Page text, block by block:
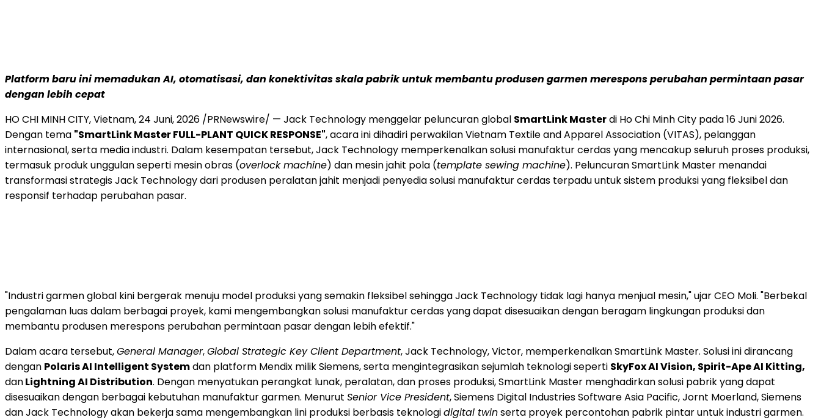
Platform baru ini memadukan AI, otomatisasi, dan konektivitas skala pabrik untuk membantu produsen garmen merespons perubahan permintaan pasar
dengan lebih cepat
HO CHI MINH CITY, Vietnam,24 Juni, 2026 /PRNewswire/ — Jack Technology menggelar peluncuran global SmartLink Masterdi Ho Chi Minh City pada 16 Juni 2026.
Dengan tema "SmartLink Master FULL-PLANT QUICK RESPONSE", acara ini dihadiri perwakilan Vietnam Textile and Apparel Association (VITAS), pelanggan
internasional, serta media industri. Dalam kesempatan tersebut, Jack Technology memperkenalkan solusi manufaktur cerdas yang mencakup seluruh proses produksi,
termasuk produk unggulan seperti mesin obras (overlock machine) dan mesin jahit pola (template sewing machine). Peluncuran SmartLink Master menandai
transformasi strategis Jack Technology dari produsen peralatan jahit menjadi penyedia solusi manufaktur cerdas terpadu untuk sistem produksi yang fleksibel dan
responsif terhadap perubahan pasar.
"Industri garmen global kini bergerak menuju model produksi yang semakin fleksibel sehingga Jack Technology tidak lagi hanya menjual mesin," ujar CEO Moli. "Berbekal
pengalaman luas dalam berbagai proyek, kami mengembangkan solusi manufaktur cerdas yang dapat disesuaikan dengan beragam lingkungan produksi dan
membantu produsen merespons perubahan permintaan pasar dengan lebih efektif."
Dalam acara tersebut,General Manager,Global Strategic Key Client Department, Jack Technology, Victor, memperkenalkan SmartLink Master. Solusi ini dirancang
dengan Polaris AI Intelligent Systemdan platform Mendix milik Siemens, serta mengintegrasikan sejumlah teknologi seperti SkyFox AI Vision, Spirit-Ape AI Kitting,
danLightning AI Distribution. Dengan menyatukan perangkat lunak, peralatan, dan proses produksi, SmartLink Master menghadirkan solusi pabrik yang dapat
disesuaikan dengan berbagai kebutuhan manufaktur garmen. Menurut Senior Vice President, Siemens Digital Industries Software Asia Pacific, Jornt Moerland, Siemens
dan Jack Technology akan bekerja sama mengembangkan lini produksi berbasis teknologidigital twinserta proyek percontohan pabrik pintar untuk industri garmen.